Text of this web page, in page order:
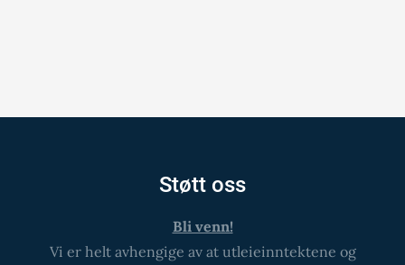
Støtt oss
Bli venn!
Vi er helt avhengige av at utleieinntektene og